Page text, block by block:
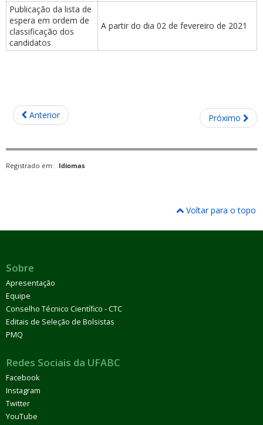
Publicação da lista de
espera em ordem de
classificação dos
candidatos
A partir do dia 02 de fevereiro de 2021
Anterior Próximo
Registrado em: Idiomas
Voltar para o topo
Sobre
Apresentação
Equipe
Conselho Técnico Científico - CTC
Editais de Seleção de Bolsistas
PMQ
Redes Sociais da UFABC
Facebook
Instagram
Twitter
YouTube